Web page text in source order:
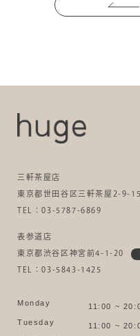
三軒茶屋店
東京都世田谷区三軒茶屋2-9-15
TEL：03-5787-6869
表参道店
東京都渋谷区神宮前4-1-20
TEL：03-5843-1425
Monday
11:00 ~
Tuesday
11:00 ~